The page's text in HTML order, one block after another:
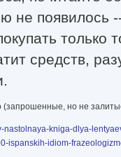
не появилось
только
средств,
(запрошенные, но не
nastolnaya-kniga-dlya-
ispanskih-idiom-